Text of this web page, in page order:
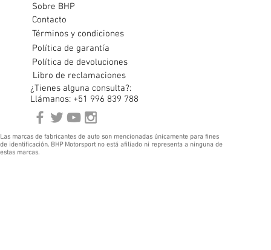
Sobre BHP
Contacto
Términos y condiciones
Política de garantía
Política de devoluciones
Libro de reclamaciones
¿Tienes alguna consulta?:
Llámanos: +51 996 839 788
Las marcas de fabricantes de auto son mencionadas únicamente para fines
de identificación. BHP Motorsport no está afiliado ni representa a ninguna de
estas marcas.